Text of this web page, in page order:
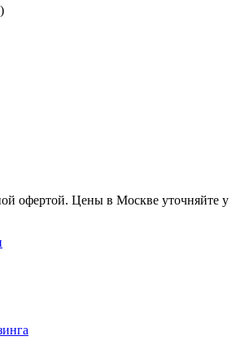
офертой. Цены в Москве уточняйте у